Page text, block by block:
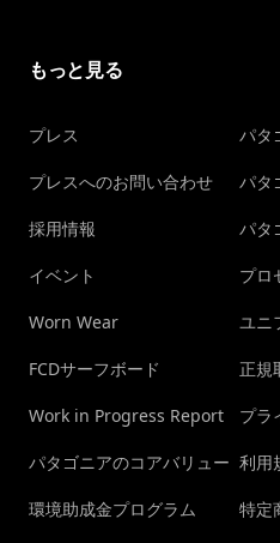
もっと見る
プレス
プレスへのお問い合わせ
採用情報
イベント
Worn Wear
FCDサーフボード
Work in Progress Report
パタゴニアのコアバリュー
環境助成金プログラム
パタ
パタ
パタ
プロ
ユニ
正規
プラ
利用
特定